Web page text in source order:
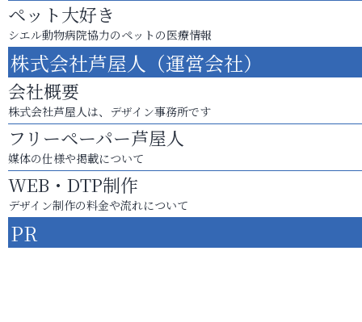
ペット大好き
シエル動物病院協力のペットの医療情報
株式会社芦屋人（運営会社）
会社概要
株式会社芦屋人は、デザイン事務所です
フリーペーパー芦屋人
媒体の仕様や掲載について
WEB・DTP制作
デザイン制作の料金や流れについて
PR